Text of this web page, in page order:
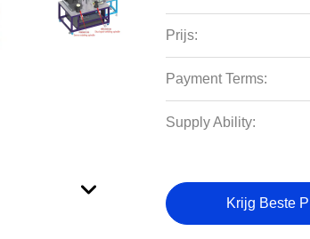
Prijs:
Payment Terms:
Supply Ability:
Krijg Beste